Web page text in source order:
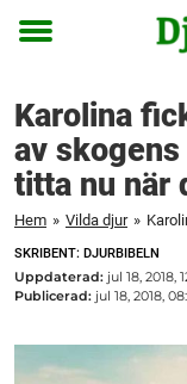
Toggle
Karolina
av
titta nu när
Hem » Vilda djur »
SKRIBENT: DJURBIBELN
Uppdaterad: jul 18, 2018,
Publicerad: jul 18, 2018,